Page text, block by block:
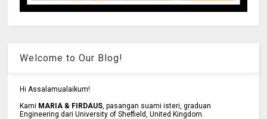
Welcome to Our Blog!
Hi Assalamualaikum!
Kami MARIA & FIRDAUS , pasangan suami isteri, graduan
Engineering dari University of Sheffield, United Kingdom.